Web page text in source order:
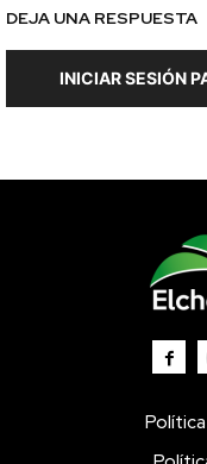
DEJA UNA RESPUESTA
INICIAR SESIÓN